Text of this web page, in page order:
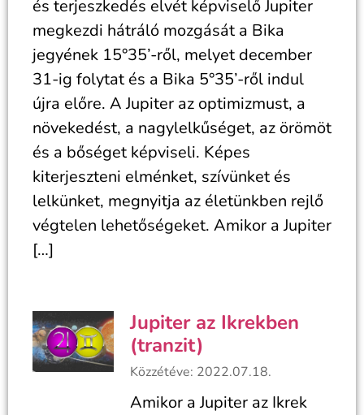
és terjeszkedés elvét képviselő Jupiter
megkezdi hátráló mozgását a Bika
jegyének 15°35’-ről, melyet december
31-ig folytat és a Bika 5°35’-ről indul
újra előre. A Jupiter az optimizmust, a
növekedést, a nagylelkűséget, az örömöt
és a bőséget képviseli. Képes
kiterjeszteni elménket, szívünket és
lelkünket, megnyitja az életünkben rejlő
végtelen lehetőségeket. Amikor a Jupiter
[…]
Jupiter az Ikrekben
(tranzit)
Közzétéve: 2022.07.18.
Amikor a Jupiter az Ikrek